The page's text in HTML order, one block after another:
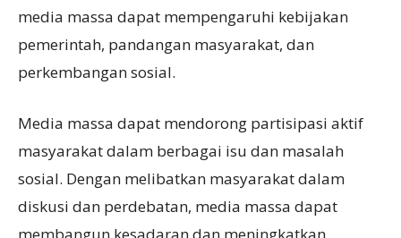
media massa dapat mempengaruhi kebijakan
pemerintah, pandangan masyarakat, dan
perkembangan sosial.
Media massa dapat mendorong partisipasi aktif
masyarakat dalam berbagai isu dan masalah
sosial. Dengan melibatkan masyarakat dalam
diskusi dan perdebatan, media massa dapat
membangun kesadaran dan meningkatkan